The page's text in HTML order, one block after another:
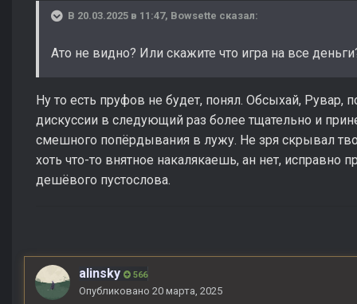
В 20.03.2025 в 11:47, Bowsette сказал:
Ато не видно? Или скажите что игра на все
Ну то есть пруфов не будет, понял. Обсыхай, Рувар,
дискуссии в следующий раз более тщательно и
смешного попёрдывания в лужу. Не зря скрывал
хоть что-то внятное накалякаешь, ан нет, исправно
дешёвого пустослова.
alinsky 566
Опубликовано 20 марта, 2025